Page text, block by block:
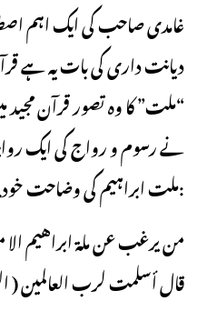
غامدی صاحب کی ایک اہم
دیانت داری کی بات یہ ہے
“ملت” کا وہ تصور قرآن مجید
نے رسوم و رواج کی ایک
ملت ابراہیم کی وضاحت خود بیان فرما دی ہے:
من يرغب عن ملة ابراهيم الا
قال أسلمت لرب العالمين ( البقرة؛ ١٣٠،